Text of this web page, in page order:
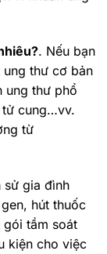
. Nếu bạn
thư cơ bản
ung thư phổ
tử cung…vv.
từ
sử gia đình
hút thuốc
gói tầm soát
kiện cho việc